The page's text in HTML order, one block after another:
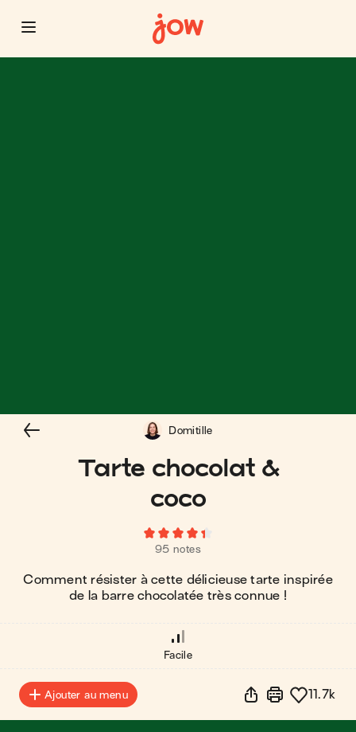
Tarte chocolat &
coco
95 notes
Comment résister à cette délicieuse tarte inspirée
de la barre chocolatée très connue !
Domitille
Facile
Ajouter au menu 11.7k